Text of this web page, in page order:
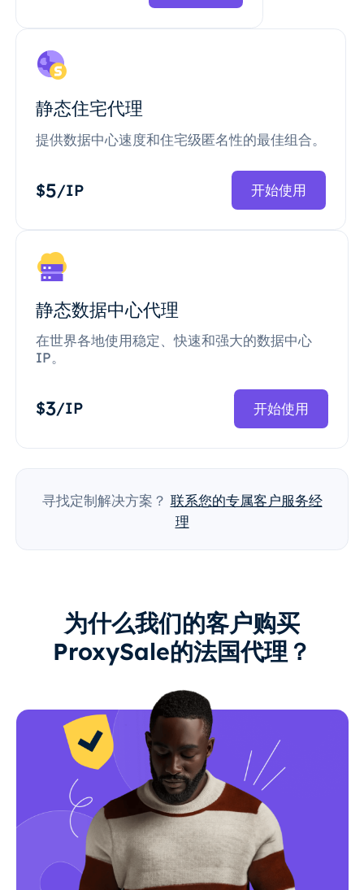
静态住宅代理
提供数据中心速度和住宅级匿名性的最佳组合。
$5/IP 开始使用
静态数据中心代理
在世界各地使用稳定、快速和强大的数据中心
IP。
$3/IP 开始使用
寻找定制解决方案？ 联系您的专属客户服务经
理
为什么我们的客户购买
ProxySale的法国代理？